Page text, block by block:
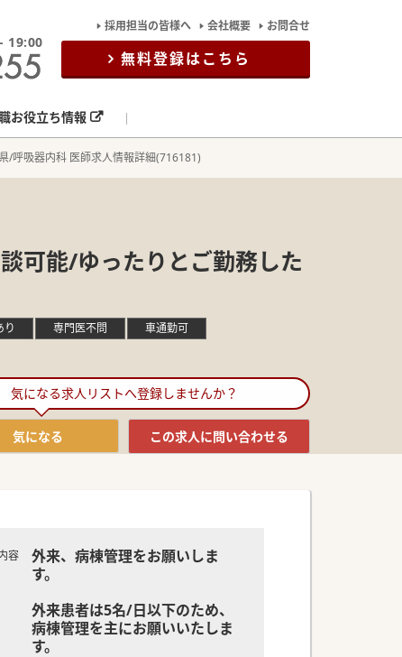
19:00
採用担当の皆様へ 会社概要 お問合せ
無料登録はこちら
お役立ち情報
/呼吸器内科 医師求人情報詳細(716181)
可能/ゆったりとご勤務した
り 専門医不問
車通勤可
気になる求人リストへ登録しませんか？
気になる この求人に問い合わせる
容
外来、病棟管理をお願いしま
す。
外来患者は5名/日以下のため、
病棟管理を主にお願いいたしま
す。